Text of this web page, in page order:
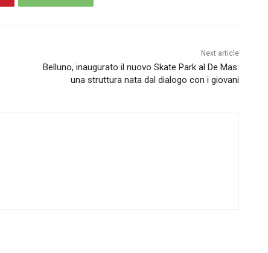
Next article
Belluno, inaugurato il nuovo Skate Park al De Mas:
una struttura nata dal dialogo con i giovani